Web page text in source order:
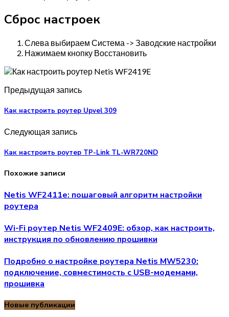
Сброс настроек
Слева выбираем Система -> Заводские настройки
Нажимаем кнопку Восстановить
Предыдущая запись
Как настроить роутер Upvel 309
Следующая запись
Как настроить роутер TP-Link TL-WR720ND
Похожие записи
Netis WF2411e: пошаговый алгоритм настройки
роутера
Wi-Fi роутер Netis WF2409E: обзор, как настроить,
инструкция по обновлению прошивки
Подробно о настройке роутера Netis MW5230:
подключение, совместимость с USB-модемами,
прошивка
Новые публикации